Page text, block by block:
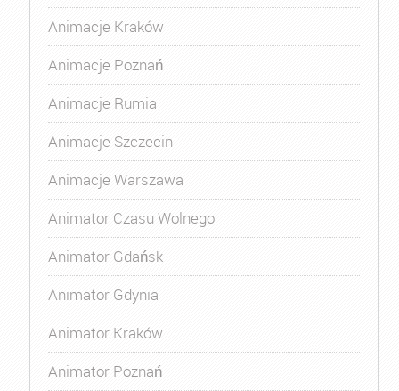
Animacje Kraków
Animacje Poznań
Animacje Rumia
Animacje Szczecin
Animacje Warszawa
Animator Czasu Wolnego
Animator Gdańsk
Animator Gdynia
Animator Kraków
Animator Poznań